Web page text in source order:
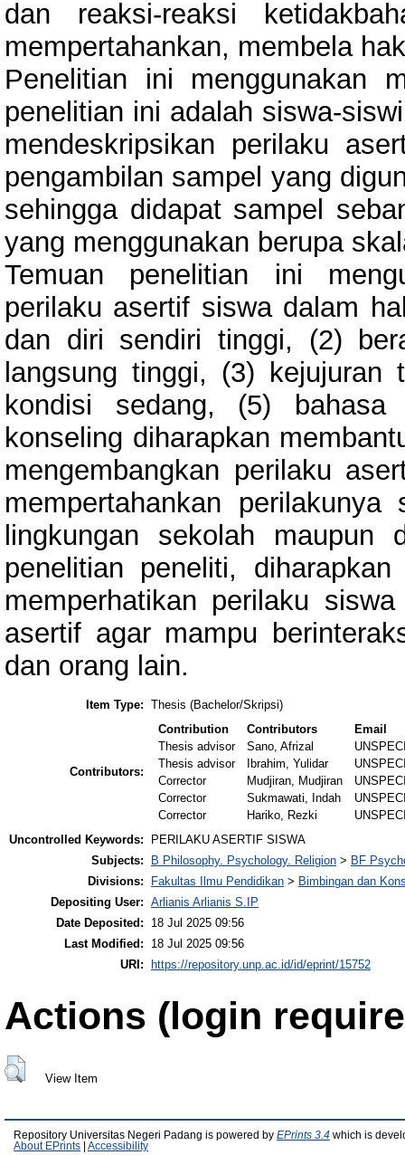
dan reaksi-reaksi
mempertahankan, membela
Penelitian ini menggunakan
penelitian ini adalah siswa-
mendeskripsikan perilaku
pengambilan sampel yang
sehingga didapat sampel
yang menggunakan berupa
Temuan penelitian ini
perilaku asertif siswa dalam
dan diri sendiri tinggi, (2)
langsung tinggi, (3) kejujuran
kondisi sedang, (5)
konseling diharapkan
mengembangkan perilaku
mempertahankan
lingkungan sekolah maupun
penelitian peneliti,
memperhatikan perilaku
asertif agar mampu
dan orang lain.
Item Type: Thesis (Bachelor/Skripsi)
Contributors:
Contribution Contributors
Email
Thesis advisor
Sano, Afrizal
Thesis advisor
Ibrahim, Yulidar
Corrector
Mudjiran, Mudjiran
Corrector
Sukmawati, Indah
Corrector
Hariko, Rezki
Uncontrolled Keywords:
PERILAKU ASERTIF SISWA
Subjects:
B Philosophy. Psychology. Religion > BF
Divisions:
Fakultas Ilmu Pendidikan > Bimbingan dan
Depositing User: Arlianis Arlianis S.IP
Date Deposited:
18 Jul 2025 09:56
Last Modified:
18 Jul 2025 09:56
URI:
https://repository.unp.ac.id/id/eprint/15752
Actions (login
View Item
Repository Universitas Negeri Padang is powered by EPrints 3.4 which is
About EPrints
Accessibility